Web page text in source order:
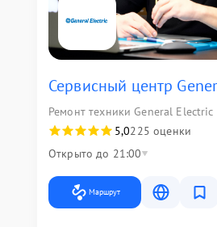
Сервисный центр
Ремонт техники General Electric
5,0225 оценки
Открыто до 21:00
Маршрут